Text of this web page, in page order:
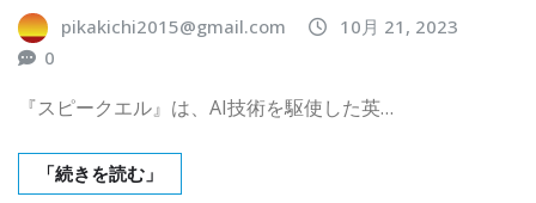
pikakichi2015@gmail.com
10月 21, 2023
0
『スピークエル』は、AI技術を駆使した英…
「続きを読む」